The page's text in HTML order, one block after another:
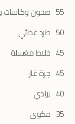
55 صحون وكاسات ومعالق
50 طرد غذائي
45 خلاط مغسلة
45 جرة غاز
40 برادي
35 مكوى